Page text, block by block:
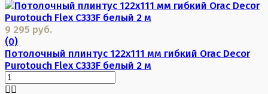
9 295 руб.
(0)
Потолочный плинтус 122х111 мм гибкий Orac Decor
Purotouch Flex C333F белый 2 м